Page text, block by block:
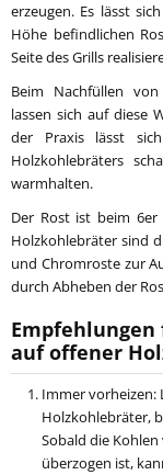
erzeugen. Es lässt
Höhe befindlichen
Seite des Grills
Beim Nachfüllen
lassen sich auf diese
der Praxis lässt
Holzkohlebräters
warmhalten.
Der Rost ist beim
Holzkohlebräter sind
und Chromroste zur
durch Abheben der
auf offener
Immer vorheizen:
Holzkohlebräter,
Sobald die
überzogen ist,